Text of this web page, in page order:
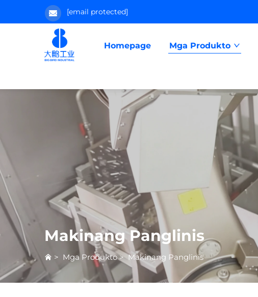
[email protected]
Homepage Mga Produkto
Makinang Panglinis
> Mga Produkto>Makinang Panglinis